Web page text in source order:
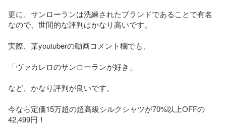
更に、サンローランは洗練されたブランドであることで有名
なので、世間的な評判はかなり高いです。
実際、某youtuberの動画コメント欄でも、
「ヴァカレロのサンローランが好き」
など、かなり評判が良いです。
今なら定価15万超の超高級シルクシャツが70%以上OFFの
42,499円！